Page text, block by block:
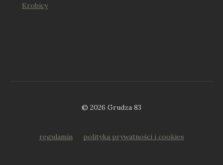
Krobicy
© 2026 Grudza 83
regulamin polityka prywatności i cookies